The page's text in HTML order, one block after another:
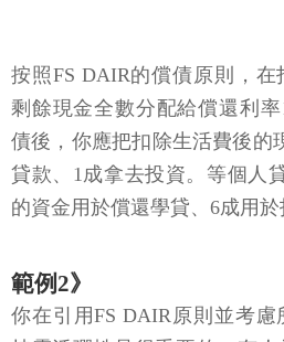
按照FS DAIR的償債原則，
剩餘現金全數分配給償還利
債後，你應把扣除生活費後的
貸款、1成拿去投資。等個人
的資金用於償還學貸、6成用於
範例2》
你在引用FS DAIR原則並考